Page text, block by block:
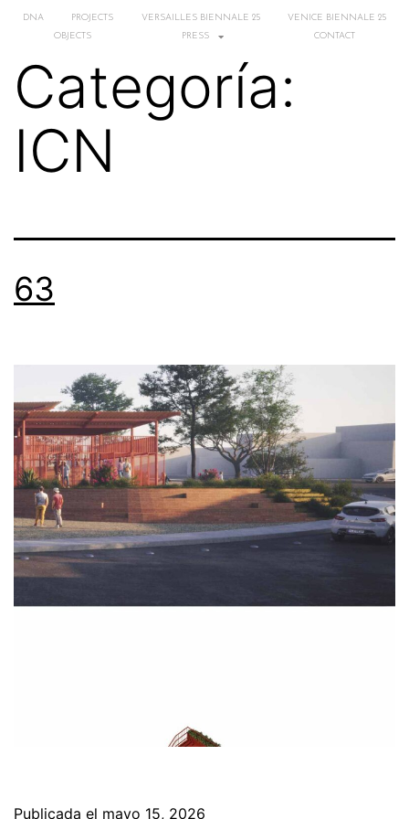
DNA PROJECTS VERSAILLES BIENNALE 25
VENICE BIENNALE 25
OBJECTS
PRESS CONTACT
Categoría:
ICN
63
Publicada el mayo 15, 2026